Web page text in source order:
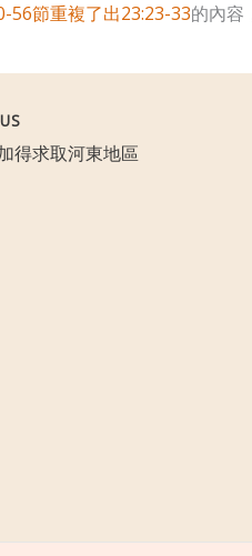
56節重複了出23:23-33的內容
得求取河東地區